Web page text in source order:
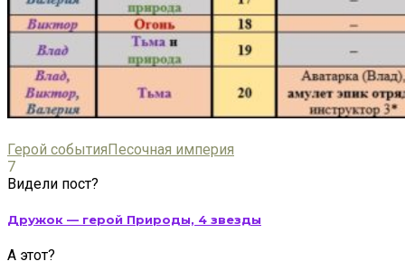
Герой событияПесочная империя
7
Видели пост?
Дружок — герой Природы, 4 звезды
А этот?